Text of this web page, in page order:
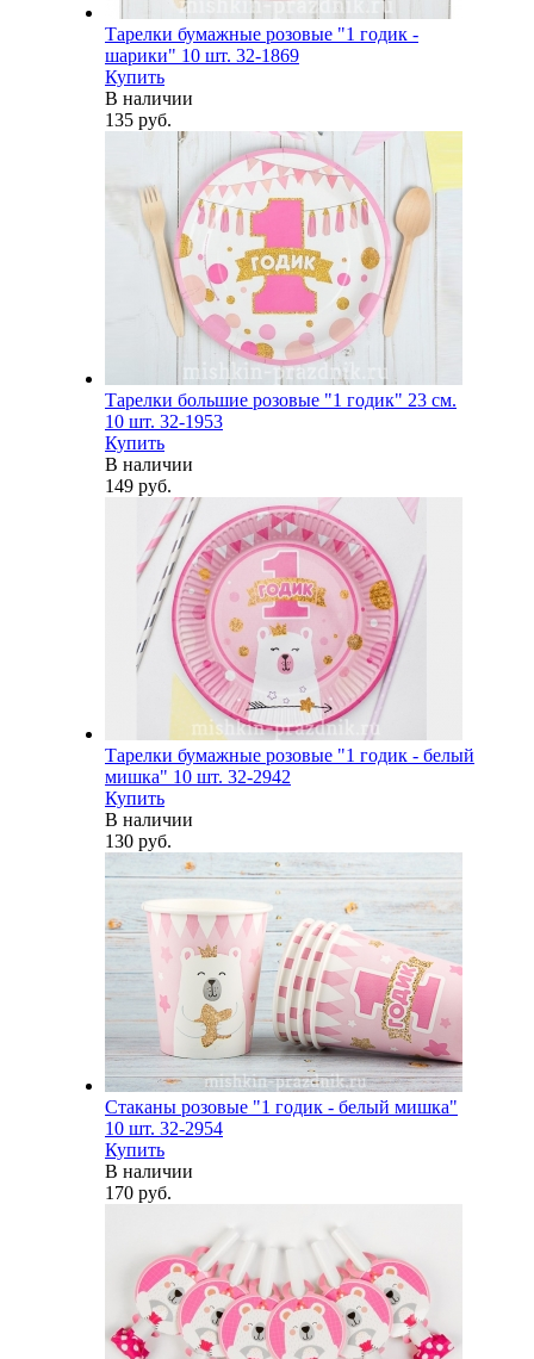
Тарелки бумажные розовые "1 годик -
шарики" 10 шт. 32-1869
Купить
В наличии
135 руб.
Тарелки большие розовые "1 годик" 23 см.
10 шт. 32-1953
Купить
В наличии
149 руб.
Тарелки бумажные розовые "1 годик - белый
мишка" 10 шт. 32-2942
Купить
В наличии
130 руб.
Стаканы розовые "1 годик - белый мишка"
10 шт. 32-2954
Купить
В наличии
170 руб.